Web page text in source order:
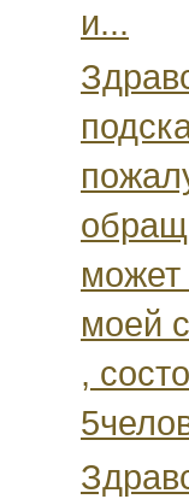
и...
моей
,